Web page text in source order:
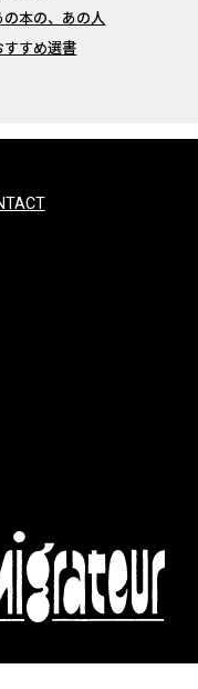
の本の、あの人
すすめ選書